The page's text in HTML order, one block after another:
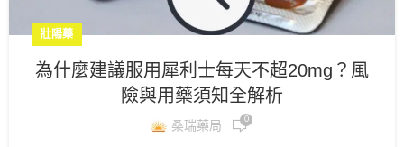
壯陽藥
為什麼建議服用犀利士每天不超20mg？風
險與用藥須知全解析
桑瑞藥局 0